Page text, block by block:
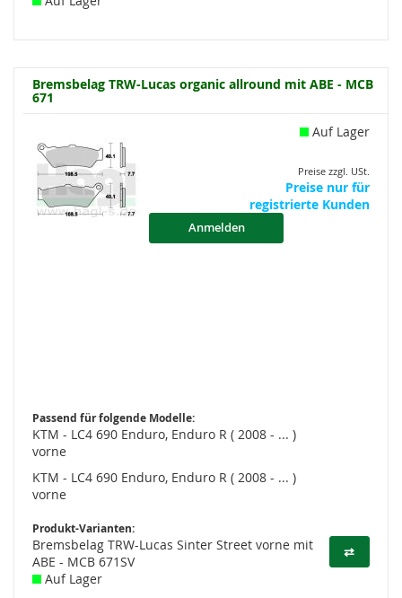
Bremsbelag TRW-Lucas organic allround mit ABE - MCB
671
Auf Lager
Preise zzgl. USt.
Preise nur für
registrierte Kunden
Anmelden
Passend für folgende Modelle:
KTM - LC4 690 Enduro, Enduro R ( 2008 - ... )
vorne
KTM - LC4 690 Enduro, Enduro R ( 2008 - ... )
vorne
Produkt-Varianten:
⇄
Bremsbelag TRW-Lucas Sinter Street vorne mit
ABE - MCB 671SV
Auf Lager